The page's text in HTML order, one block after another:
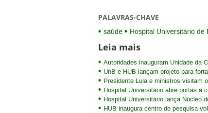
PALAVRAS-CHAVE
saúde Hospital Universitário de
Leia mais
Autoridades inauguram Unidade da
UnB e HUB lançam projeto para
Presidente Lula e ministros visitam
Hospital Universitário abre portas à
Hospital Universitário lança Núcleo
HUB inaugura centro de pesquisa